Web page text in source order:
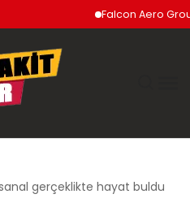
Falcon Aero Group,
gerçeklikte hayat buldu